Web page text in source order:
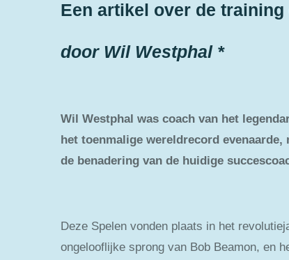
Een artikel over de
door Wil Westphal *
Wil Westphal was coach van het
het toenmalige wereldrecord
de benadering van de huidige
Deze Spelen vonden plaats in het
ongelooflijke sprong van Bob Beamon, en